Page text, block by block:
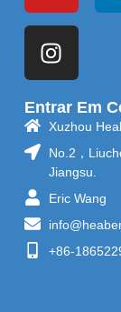
Entrar Em
Xuzhou
No.2，
Jiangsu.
Eric Wang
+86-